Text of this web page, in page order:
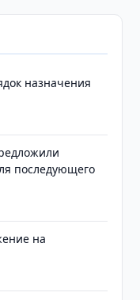
назначения
последующего
на